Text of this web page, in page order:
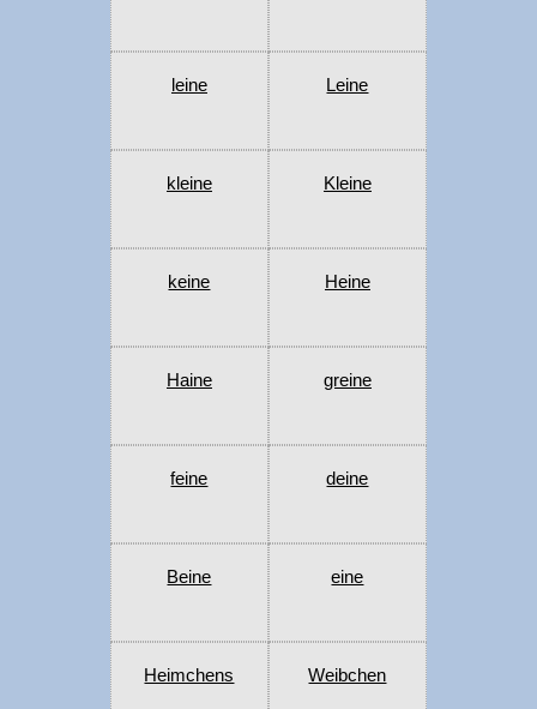
leine Leine
kleine Kleine
keine Heine
Haine greine
feine deine
Beine eine
Heimchens Weibchen